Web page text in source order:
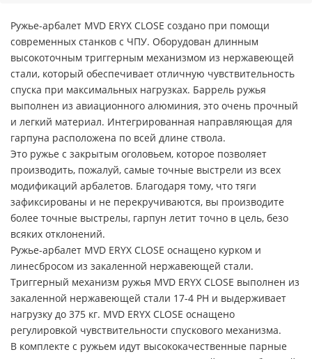
Ружье-арбалет MVD ERYX CLOSE создано при помощи
современных станков с ЧПУ. Оборудован длинным
высокоточным триггерным механизмом из нержавеющей
стали, который обеспечивает отличную чувствительность
спуска при максимальных нагрузках. Баррель ружья
выполнен из авиационного алюминия, это очень прочный
и легкий материал. Интегрированная направляющая для
гарпуна расположена по всей длине ствола.
Это ружье с закрытым оголовьем, которое позволяет
производить, пожалуй, самые точные выстрели из всех
модификаций арбалетов. Благодаря тому, что тяги
зафиксированы и не перекручиваются, вы производите
более точные выстрелы, гарпун летит точно в цель, безо
всяких отклонений.
Ружье-арбалет MVD ERYX CLOSE оснащено курком и
линесбросом из закаленной нержавеющей стали.
Триггерный механизм ружья MVD ERYX CLOSE выполнен из
закаленной нержавеющей стали 17-4 PH и выдерживает
нагрузку до 375 кг. MVD ERYX CLOSE оснащено
регулировкой чувствительности спускового механизма.
В комплекте с ружьем идут высококачественные парные